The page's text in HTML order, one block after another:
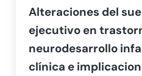
Alteraciones del
ejecutivo en
neurodesarrollo
clínica e